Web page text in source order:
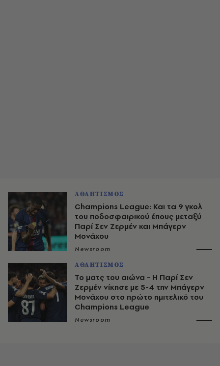
ΑΘΛΗΤΙΣΜΟΣ
Champions League: Και τα 9 γκολ
του ποδοσφαιρικού έπους μεταξύ
Παρί Σεν Ζερμέν και Μπάγερν
Μονάχου
Newsroom
ΑΘΛΗΤΙΣΜΟΣ
Το ματς του αιώνα - Η Παρί Σεν
Ζερμέν νίκησε με 5-4 την Μπάγερν
Μονάχου στο πρώτο ημιτελικό του
Champions League
Newsroom